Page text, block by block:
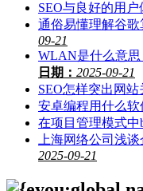
SEO与良好的用
通俗易懂理解谷
09-21
WLAN是什么意
日期： 2025-09-21
SEO怎样突出网
安卓编程用什么软
在项目管理模式中
上海网络公司浅
2025-09-21